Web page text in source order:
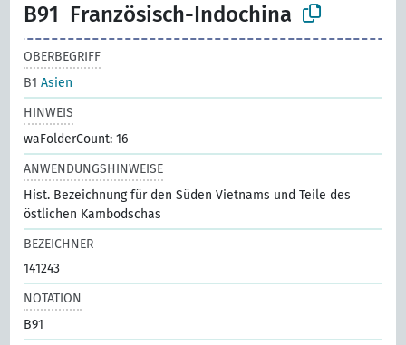
B91 Französisch-Indochina
OBERBEGRIFF
B1Asien
HINWEIS
waFolderCount: 16
ANWENDUNGSHINWEISE
Hist. Bezeichnung für den Süden Vietnams und Teile des
östlichen Kambodschas
BEZEICHNER
141243
NOTATION
B91